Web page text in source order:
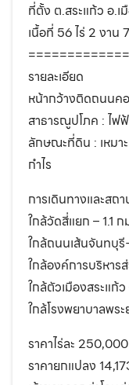
ที่ตั้ง ต.สระแก้ว อ.เ
เนื้อที่ 56 ไร่ 2 งาน
รายละเอียด
หน้ากว้างติดถนนค
สาธารณูปโภค : ไฟ
ลักษณะที่ดิน : เหมา
กำไร
การเดินทางและสถ
ใกล้วัดสี่แยก – 1.1 ก
ใกล้ถนนเส้นจันทบุ
ใกล้องค์การบริหาร
ใกล้ตัวเมืองสระแก้
ใกล้โรงพยาบาลพร
ราคาไร่ละ
ราคายกแปลง